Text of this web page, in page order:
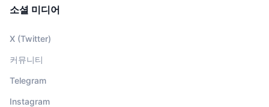
소셜 미디어
X (Twitter)
커뮤니티
Telegram
Instagram